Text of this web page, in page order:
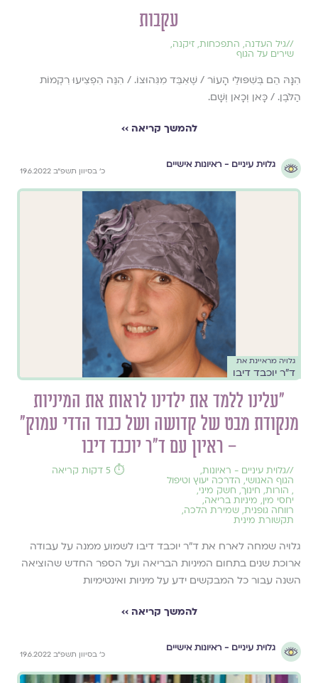
עקבות
//גיל העדנה, התפכחות, זיקנה,
שירים על הגוף
הִנָּהּ הֵם בְּשִׁפּוּלֵי הָעוֹר / שֶׁאִבֵּד מִגִּהוּצוֹ. / הִנֵּה הִפְצִיעוּ רִקְמוֹת
הַלֹּבֶן. / כָּאן וְכָאן וְשָׁם.
להמשך קריאה ››
גלוית עיניים - ראיונות אישיים
כ׳ בסיוון תשפ״ב 19.6.2022
גלויה מראיינת את
ד״ר יוכבד דיבו
״עלינו ללמד את ילדינו לראות את המיניות
מנקודת מבט של קדושה ושל כבוד הדדי עמוק״
– ראיון עם ד״ר יוכבד דיבו
//גלוית עיניים - ראיונות,
הגוף האנושי, הדרכה יעוץ וטיפול
, הורות, חינוך, חשק מיני,
יחסי מין, מיניות בריאה,
רווחה גופנית, שמירת הלכה,
תקשורת מינית
⏱️ 5 דקות קריאה
גלויה שמחה לארח את ד״ר יוכבד דיבו לשמוע ממנה על עבודה
ארוכת שנים בתחום המיניות הבריאה ועל הספר החדש שהוציאה
השנה עבור כל המבקשים ידע על מיניות ואינטימיות
להמשך קריאה ››
גלוית עיניים - ראיונות אישיים
כ׳ בסיוון תשפ״ב 19.6.2022